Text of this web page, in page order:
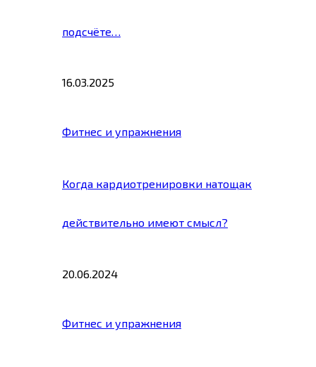
подсчёте…
16.03.2025
Фитнес и упражнения
Когда кардиотренировки натощак
действительно имеют смысл?
20.06.2024
Фитнес и упражнения